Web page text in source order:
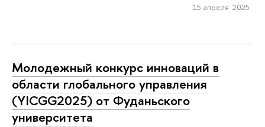
15 апреля 2025
Молодежный конкурс инноваций в
области глобального управления
(YICGG2025) от Фуданьского
университета